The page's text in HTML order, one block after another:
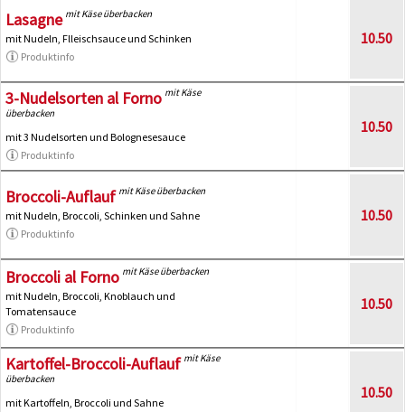
Lasagne mit Käse überbacken
mit Nudeln, Flleischsauce und Schinken
Produktinfo
10.50
3-Nudelsorten al Forno mit Käse
überbacken
mit 3 Nudelsorten und Bolognesesauce
Produktinfo
10.50
Broccoli-Auflauf mit Käse überbacken
mit Nudeln, Broccoli, Schinken und Sahne
Produktinfo
10.50
Broccoli al Forno mit Käse überbacken
mit Nudeln, Broccoli, Knoblauch und
Tomatensauce
Produktinfo
10.50
Kartoffel-Broccoli-Auflauf mit Käse
überbacken
mit Kartoffeln, Broccoli und Sahne
10.50